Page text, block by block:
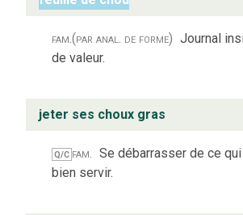
fam. (par anal. de forme) Journal
de valeur.
jeter ses choux gras
Q/C fam.
Se débarrasser de ce
bien servir.